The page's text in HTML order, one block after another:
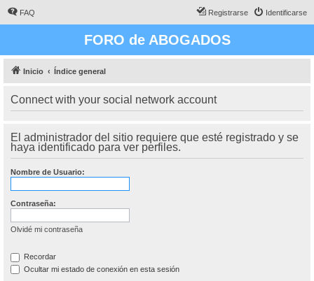
FAQ Identificarse
Registrarse
FORO de ABOGADOS
Inicio Índice general
Connect with your social network account
El administrador del sitio requiere que esté registrado y se
haya identificado para ver perfiles.
Nombre de Usuario:
Contraseña:
Olvidé mi contraseña
Recordar
Ocultar mi estado de conexión en esta sesión